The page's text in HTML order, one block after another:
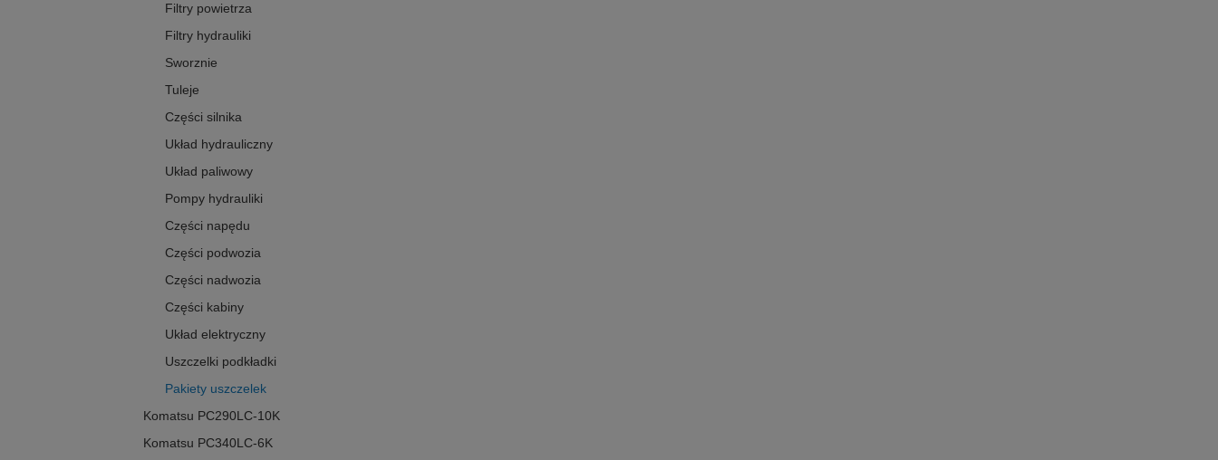
Filtry powietrza
Filtry hydrauliki
Sworznie
Tuleje
Części silnika
Układ hydrauliczny
Układ paliwowy
Pompy hydrauliki
Części napędu
Części podwozia
Części nadwozia
Części kabiny
Układ elektryczny
Uszczelki podkładki
Pakiety uszczelek
Komatsu PC290LC-10K
Komatsu PC340LC-6K